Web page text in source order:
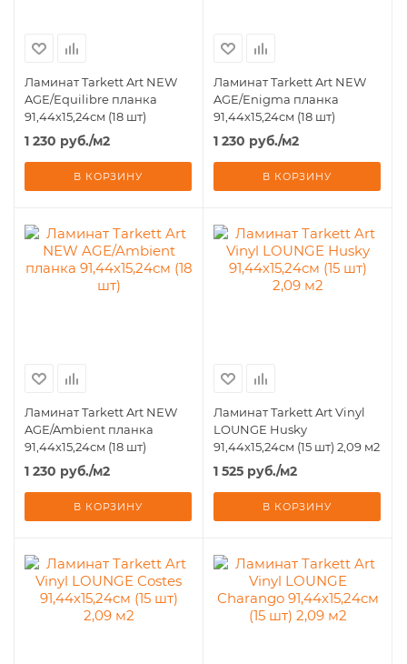
Ламинат Tarkett Art NЕW
AGE/Equilibre планка
91,44х15,24см (18 шт)
1 230 руб./м2
В КОРЗИНУ
Ламинат Tarkett Art NЕW
AGE/Enigma планка
91,44х15,24см (18 шт)
1 230 руб./м2
В КОРЗИНУ
Ламинат Tarkett Art NЕW
AGE/Ambient планка
91,44х15,24см (18 шт)
1 230 руб./м2
В КОРЗИНУ
Ламинат Tarkett Art Vinyl
LOUNGE Husky
91,44х15,24см (15 шт) 2,09 м2
1 525 руб./м2
В КОРЗИНУ